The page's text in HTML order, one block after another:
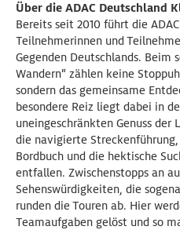
Über die ADAC Deutschland
Bereits seit 2010 führt die
Teilnehmerinnen und
Gegenden Deutschlands. Beim
Wandern“ zählen keine
sondern das gemeinsame
besondere Reiz liegt dabei in
uneingeschränkten Genuss der
die navigierte
Bordbuch und die hektische
entfallen. Zwischenstopps an
Sehenswürdigkeiten, die
runden die Touren ab. Hier
Teamaufgaben gelöst und so